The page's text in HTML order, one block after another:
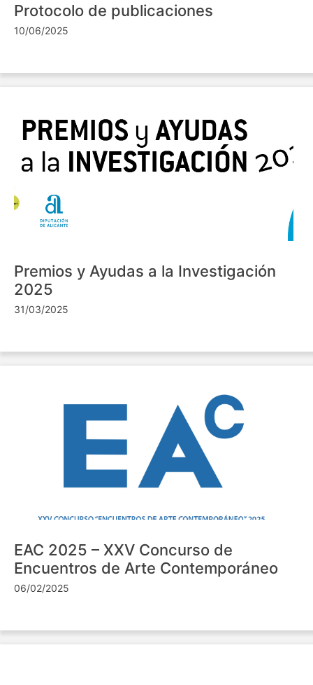
Protocolo de publicaciones
10/06/2025
Premios y Ayudas a la Investigación
2025
31/03/2025
EAC 2025 – XXV Concurso de
Encuentros de Arte Contemporáneo
06/02/2025